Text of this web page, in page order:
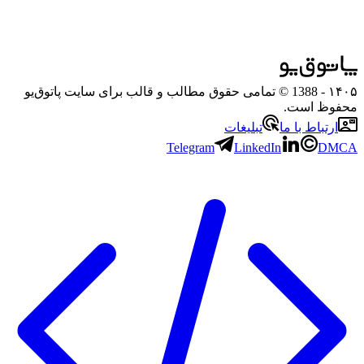
۱۴۰۵
- 1388 © تمامی حقوق مطالب و قالب برای سایت پاتوق‌یو
محفوظ است.
ارتباط با ما
تبلیغات
Telegram
LinkedIn DMCA